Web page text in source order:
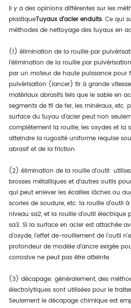
Il y a des opinions différentes sur les
plastiqueTuyaux d'acier enduits. Ce qui
méthodes de nettoyage des tuyaux en
(1) élimination de la rouille par
l'élimination de la rouille par
par un moteur de haute puissance pour
pulvérisation (lancer) tir à grande
matériaux abrasifs tels que le sable en
segments de fil de fer, les minéraux, etc.
surface du tuyau d'acier peut non
complètement la rouille, les oxydes et la
atteindre la rugosité uniforme requise
abrasif et de la friction.
(2) élimination de la rouille d'outil:
brosses métalliques et d'autres outils
qui peut enlever les écailles lâches ou
scories de soudure, etc. la rouille d'outil
niveau sa2, et la rouille d'outil électrique
sa3. Si la surface en acier est attachée
d'oxyde, l'effet de-rouillement de l'outil
profondeur de modèle d'ancre exigée
corrosive ne peut pas être atteinte.
(3) décapage: généralement, des
électrolytiques sont utilisées pour le
Seulement le décapage chimique est